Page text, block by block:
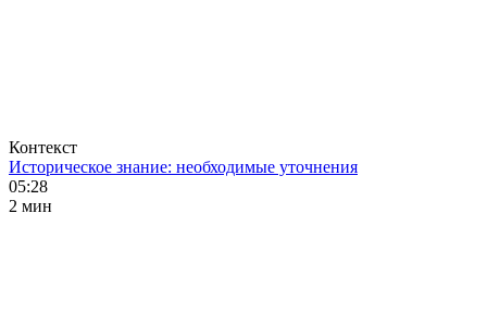
Контекст
Историческое знание: необходимые уточнения
05:28
2 мин